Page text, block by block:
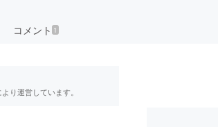
コメント 1
り運営しています。